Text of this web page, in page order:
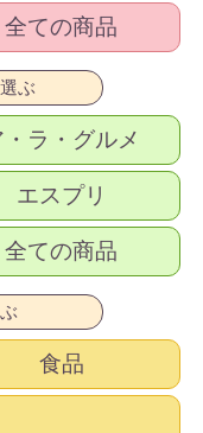
全ての商品
ぶ
・ラ・グルメ
エスプリ
全ての商品
食品